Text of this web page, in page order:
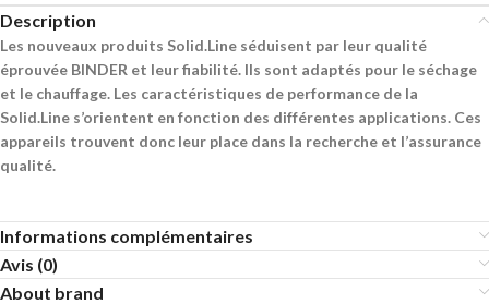
Description
Les nouveaux produits Solid.Line séduisent par leur qualité
éprouvée BINDER et leur fiabilité. Ils sont adaptés pour le séchage
et le chauffage. Les caractéristiques de performance de la
Solid.Line s’orientent en fonction des différentes applications. Ces
appareils trouvent donc leur place dans la recherche et l’assurance
qualité.
Informations complémentaires
Avis (0)
About brand